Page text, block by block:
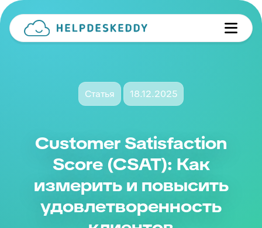
Статья 18.12.2025
Customer Satisfaction
Score (CSAT): Как
измерить и повысить
удовлетворенность